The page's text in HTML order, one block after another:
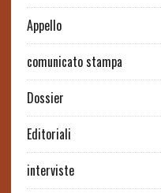
Appello
comunicato stampa
Dossier
Editoriali
interviste